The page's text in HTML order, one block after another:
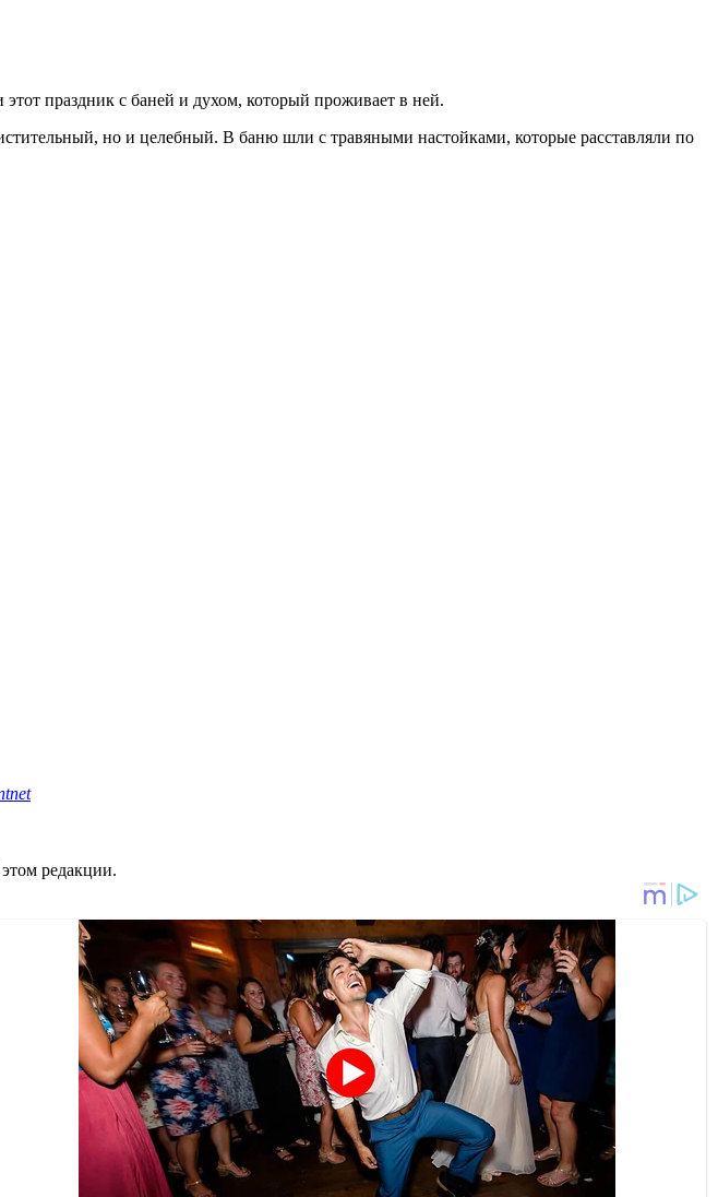
праздник с баней и духом, который проживает в ней.
но и целебный. В баню шли с травяными настойками, которые расставляли по
редакции.